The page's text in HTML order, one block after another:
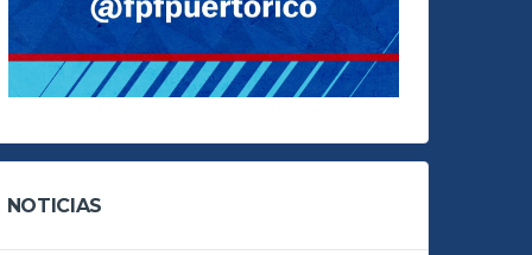
NOTICIAS